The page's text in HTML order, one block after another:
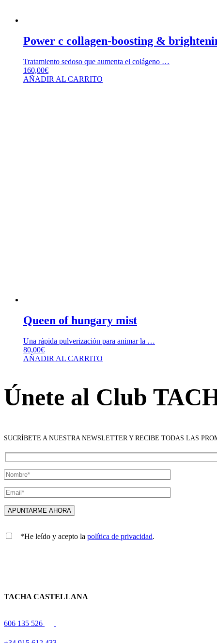
Power c collagen-boosting &
Tratamiento sedoso que aumenta el colágeno …
160,00€
AÑADIR AL CARRITO
Queen of hungary mist
Una rápida pulverización para animar la …
80,00€
AÑADIR AL CARRITO
Únete al Club
SUCRÍBETE A NUESTRA NEWSLETTER Y RECIBE TODAS LAS
*He leído y acepto la política de privacidad.
TACHA CASTELLANA
606 135 526